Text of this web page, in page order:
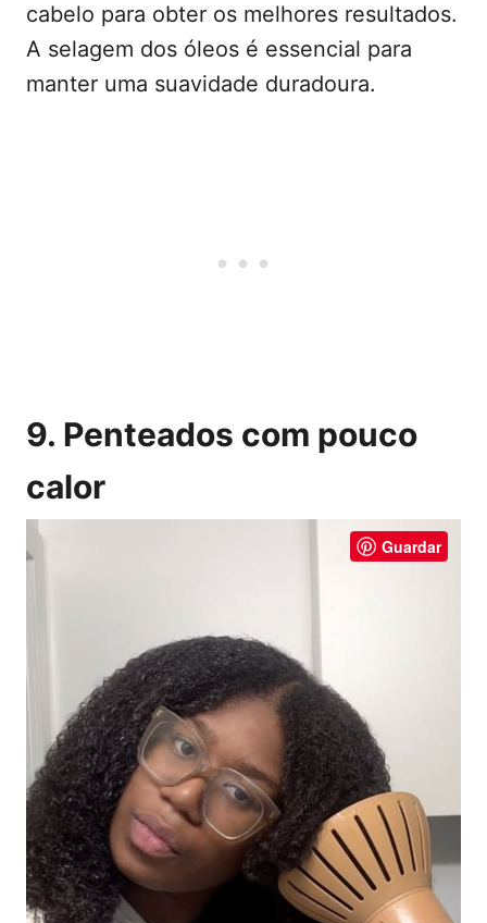
cabelo para obter os melhores resultados.
A selagem dos óleos é essencial para
manter uma suavidade duradoura.
9. Penteados com pouco
calor
Guardar